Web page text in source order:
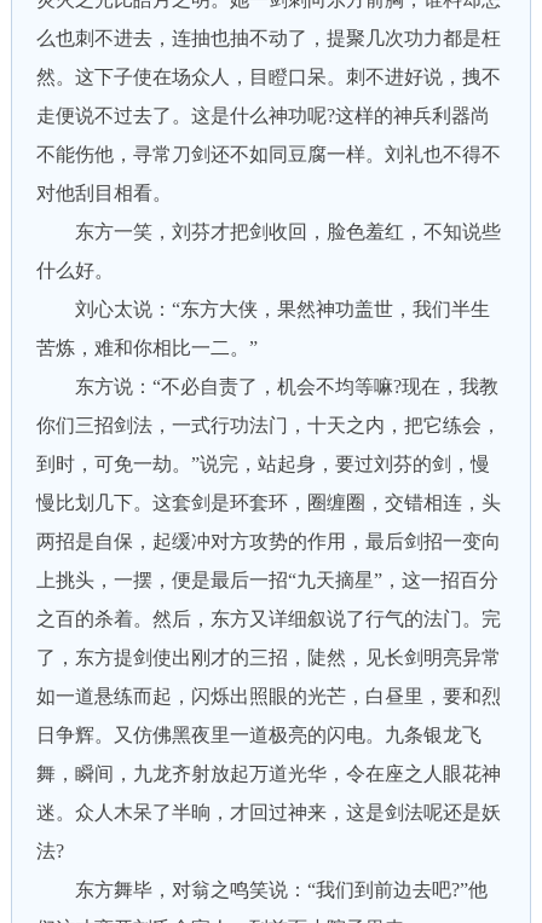
么也刺不进去，连抽也抽不动了，提聚几次功力都是枉
然。这下子使在场众人，目瞪口呆。刺不进好说，拽不
走便说不过去了。这是什么神功呢?这样的神兵利器尚
不能伤他，寻常刀剑还不如同豆腐一样。刘礼也不得不
对他刮目相看。
东方一笑，刘芬才把剑收回，脸色羞红，不知说些
什么好。
刘心太说：“东方大侠，果然神功盖世，我们半生
苦炼，难和你相比一二。”
东方说：“不必自责了，机会不均等嘛?现在，我教
你们三招剑法，一式行功法门，十天之内，把它练会，
到时，可免一劫。”说完，站起身，要过刘芬的剑，慢
慢比划几下。这套剑是环套环，圈缠圈，交错相连，头
两招是自保，起缓冲对方攻势的作用，最后剑招一变向
上挑头，一摆，便是最后一招“九天摘星”，这一招百分
之百的杀着。然后，东方又详细叙说了行气的法门。完
了，东方提剑使出刚才的三招，陡然，见长剑明亮异常
如一道悬练而起，闪烁出照眼的光芒，白昼里，要和烈
日争辉。又仿佛黑夜里一道极亮的闪电。九条银龙飞
舞，瞬间，九龙齐射放起万道光华，令在座之人眼花神
迷。众人木呆了半晌，才回过神来，这是剑法呢还是妖
法?
东方舞毕，对翁之鸣笑说：“我们到前边去吧?”他